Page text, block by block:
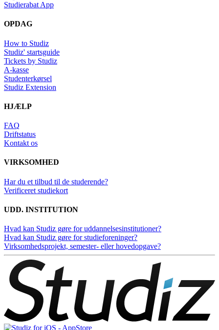
Studierabat App
OPDAG
How to Studiz
Studiz' startsguide
Tickets by Studiz
A-kasse
Studenterkørsel
Studiz Extension
HJÆLP
FAQ
Driftstatus
Kontakt os
VIRKSOMHED
Har du et tilbud til de studerende?
Verificeret studiekort
UDD. INSTITUTION
Hvad kan Studiz gøre for uddannelsesinstitutioner?
Hvad kan Studiz gøre for studieforeninger?
Virksomhedsprojekt, semester- eller hovedopgave?